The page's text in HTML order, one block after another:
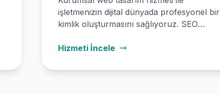
işletmenizin dijital dünyada profesyonel bir
kimlik oluşturmasını sağlıyoruz. SEO
web siteleri tasarlayarak markanızı
Hizmeti İncele